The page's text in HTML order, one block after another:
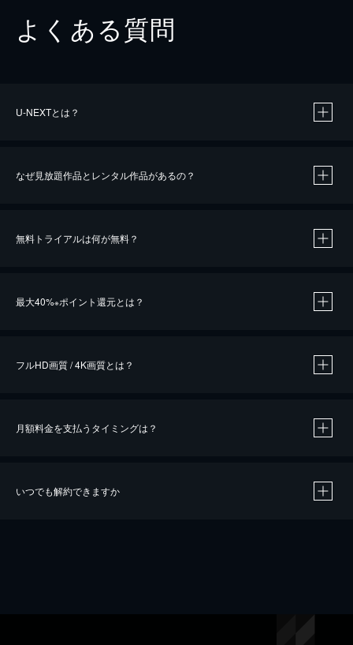
よくある質問
U-NEXTとは？
なぜ見放題作品とレンタル作品があるの？
無料トライアルは何が無料？
最大40%※ポイント還元とは？
※40％ポイント還元の対象は、クレジットカード決済による作品の購入 / レンタルです。
iOSアプリのUコイン決済による作品の購入 / レンタルは、20％のポイント還元です。
フルHD画質 / 4K画質とは？
月額料金を支払うタイミングは？
いつでも解約できますか